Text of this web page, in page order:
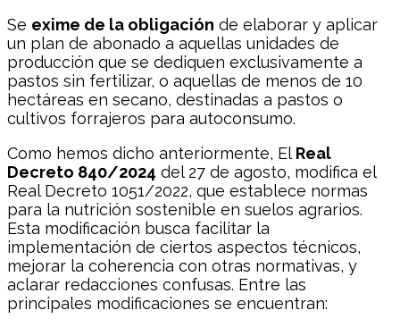
Se exime de la obligación de elaborar y aplicar
un plan de abonado a aquellas unidades de
producción que se dediquen exclusivamente a
pastos sin fertilizar, o aquellas de menos de 10
hectáreas en secano, destinadas a pastos o
cultivos forrajeros para autoconsumo.
Como hemos dicho anteriormente, El Real
Decreto 840/2024 del 27 de agosto, modifica el
Real Decreto 1051/2022, que establece normas
para la nutrición sostenible en suelos agrarios.
Esta modificación busca facilitar la
implementación de ciertos aspectos técnicos,
mejorar la coherencia con otras normativas, y
aclarar redacciones confusas. Entre las
principales modificaciones se encuentran: